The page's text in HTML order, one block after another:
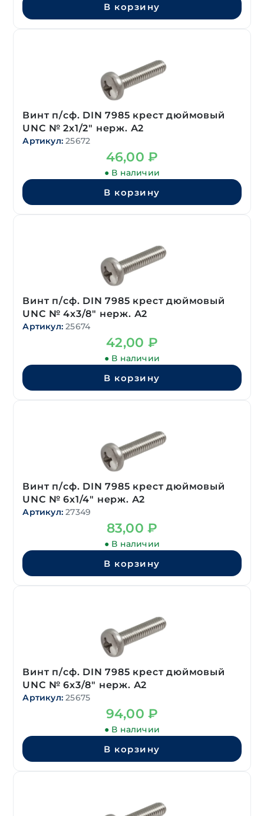
В корзину
Винт п/сф. DIN 7985 крест дюймовый
UNC № 2х1/2″ нерж. А2
Артикул: 25672
46,00 ₽
● В наличии
В корзину
Винт п/сф. DIN 7985 крест дюймовый
UNC № 4х3/8″ нерж. А2
Артикул: 25674
42,00 ₽
● В наличии
В корзину
Винт п/сф. DIN 7985 крест дюймовый
UNC № 6х1/4″ нерж. А2
Артикул: 27349
83,00 ₽
● В наличии
В корзину
Винт п/сф. DIN 7985 крест дюймовый
UNC № 6х3/8″ нерж. А2
Артикул: 25675
94,00 ₽
● В наличии
В корзину